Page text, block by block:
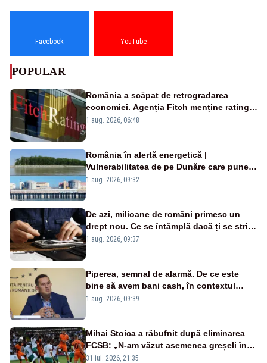
Facebook YouTube
POPULAR
România a scăpat de retrogradarea
economiei. Agenția Fitch menține ratingul
„BBB-” cu perspectivă negativă
1 aug. 2026, 06:48
România în alertă energetică |
Vulnerabilitatea de pe Dunăre care pune
în pericol Centrala Cernavodă era
1 aug. 2026, 09:32
De azi, milioane de români primesc un
drept nou. Ce se întâmplă dacă ți se strică
un produs
1 aug. 2026, 09:37
Piperea, semnal de alarmă. De ce este
bine să avem bani cash, în contextul
alertei energetice?
1 aug. 2026, 09:39
Mihai Stoica a răbufnit după eliminarea
FCSB: „N-am văzut asemenea greșeli în
190 de meciuri europene”
31 iul. 2026, 21:35